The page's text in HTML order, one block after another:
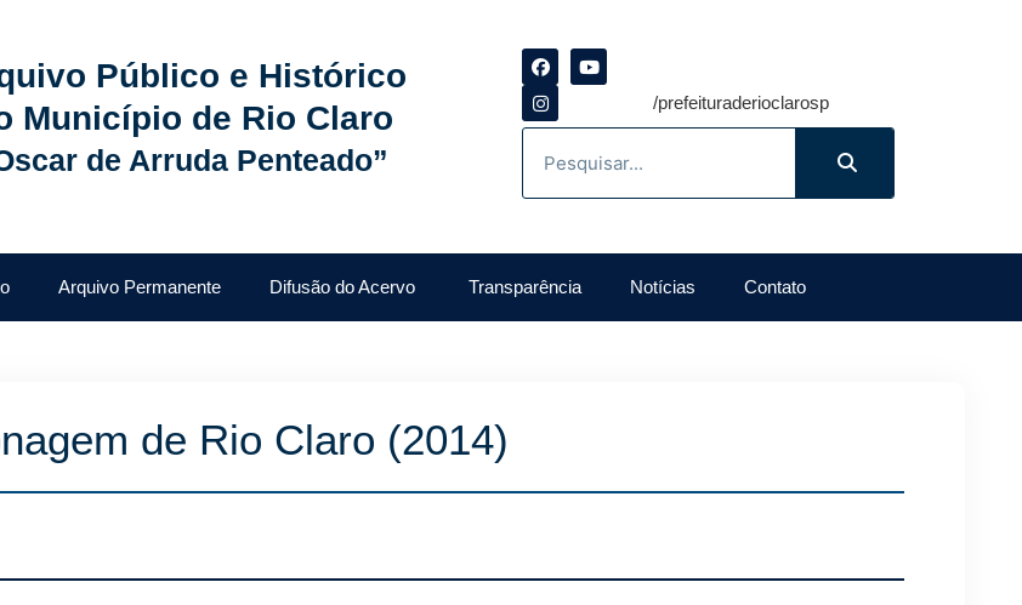
Público e Histórico
Município de Rio Claro
de Arruda Penteado”
/prefeituraderioclarosp
Arquivo Permanente Difusão do Acervo Transparência Notícias Contato
de Rio Claro (2014)